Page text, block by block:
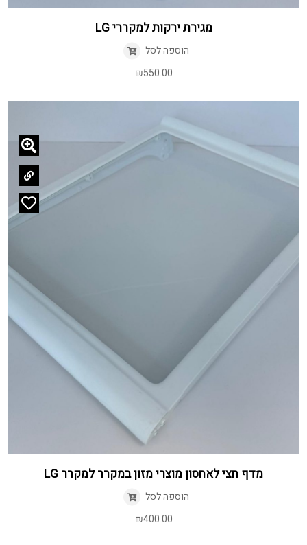
מגירת ירקות למקררי LG
הוספה לסל
₪550.00
מדף חצי לאחסון מוצרי מזון במקרר למקרר LG
הוספה לסל
₪400.00